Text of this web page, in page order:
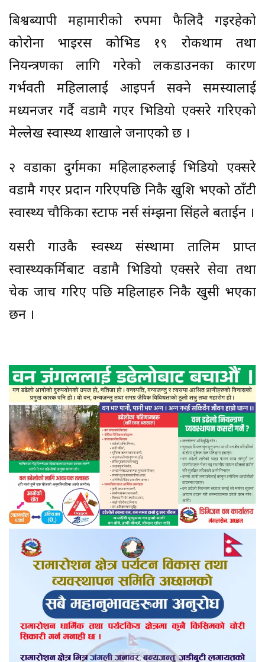
बिश्वब्यापी महामारीको रुपमा फैलिदै गइरहेको
कोरोना भाइरस कोभिड १९ रोकथाम तथा
नियन्त्रणका लागि गरेको लकडाउनका कारण
गर्भवती महिलालाई आइपर्न सक्ने समस्यालाई
मध्यनजर गर्दै वडामै गएर भिडियो एक्सरे गरिएको
मेल्लेख स्वास्थ्य शाखाले जनाएको छ ।
२ वडाका दुर्गमका महिलाहरुलाई भिडियो एक्सरे
वडामै गएर प्रदान गरिएपछि निकै खुशि भएको ठाँटी
स्वास्थ्य चौकिका स्टाफ नर्स संम्झना सिंहले बताईन ।
यसरी गाउकै स्वस्थ्य संस्थामा तालिम प्राप्त
स्वास्थ्यकर्मिबाट वडामै भिडियो एक्सरे सेवा तथा
चेक जाच गरिए पछि महिलाहरु निकै खुसी भएका
छन ।